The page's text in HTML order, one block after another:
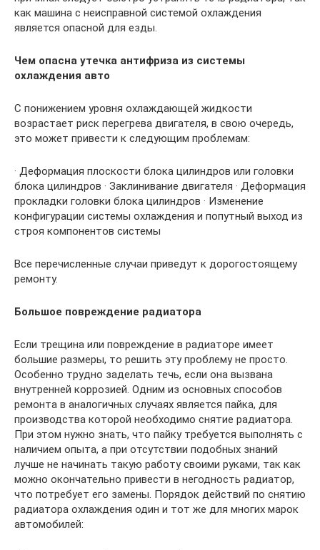
как машина с неисправной системой охлаждения
является опасной для езды.
Чем опасна утечка антифриза из системы
охлаждения авто
С понижением уровня охлаждающей жидкости
возрастает риск перегрева двигателя, в свою очередь,
это может привести к следующим проблемам:
· Деформация плоскости блока цилиндров или головки
блока цилиндров · Заклинивание двигателя · Деформация
прокладки головки блока цилиндров · Изменение
конфигурации системы охлаждения и попутный выход из
строя компонентов системы
Все перечисленные случаи приведут к дорогостоящему
ремонту.
Большое повреждение радиатора
Если трещина или повреждение в радиаторе имеет
большие размеры, то решить эту проблему не просто.
Особенно трудно заделать течь, если она вызвана
внутренней коррозией. Одним из основных способов
ремонта в аналогичных случаях является пайка, для
производства которой необходимо снятие радиатора.
При этом нужно знать, что пайку требуется выполнять с
наличием опыта, а при отсутствии подобных знаний
лучше не начинать такую работу своими руками, так как
можно окончательно привести в негодность радиатор,
что потребует его замены. Порядок действий по снятию
радиатора охлаждения один и тот же для многих марок
автомобилей: